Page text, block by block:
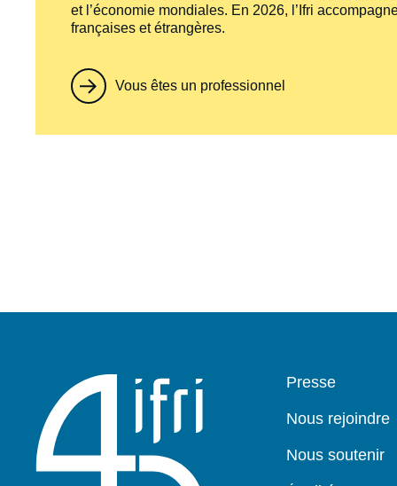
et l’économie mondiales. En 2026, l’Ifri
françaises et étrangères.
Vous êtes un professionnel
Pied
Presse
Nous rejoindre
Nous soutenir